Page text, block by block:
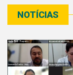
NOTÍCIAS